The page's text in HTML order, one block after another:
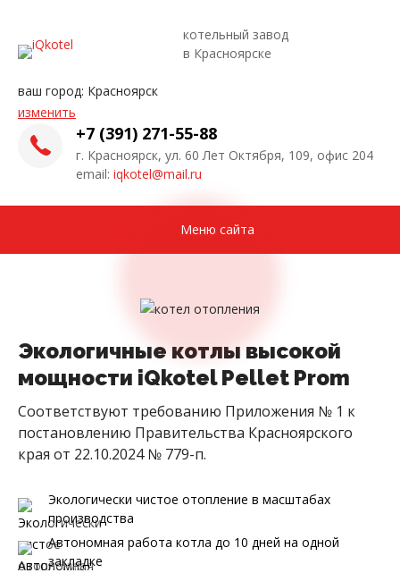
котельный завод
в Красноярске
ваш город: Красноярск
изменить
+7 (391) 271-55-88
г. Красноярск, ул. 60 Лет Октября, 109, офис 204
email: iqkotel@mail.ru
Меню сайта
Экологичные котлы высокой
мощности iQkotel Pellet Prom
Соответствуют требованию Приложения № 1 к
постановлению Правительства Красноярского
края от 22.10.2024 № 779-п.
Экологически чистое отопление в масштабах
производства
Автономная работа котла до 10 дней на одной
закладке